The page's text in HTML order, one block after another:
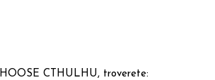
CTHULHU, troverete: